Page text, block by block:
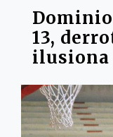
13,
ilusiona